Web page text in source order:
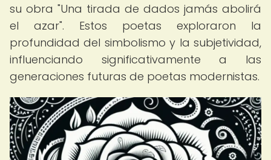
su obra "Una tirada de dados jamás abolirá
el azar". Estos poetas exploraron la
profundidad del simbolismo y la subjetividad,
influenciando significativamente a las
generaciones futuras de poetas modernistas.